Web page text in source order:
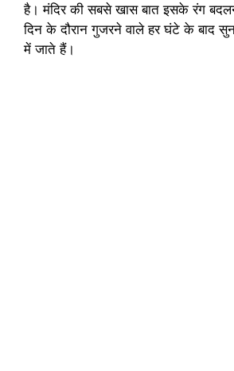
है। मंदिर की सबसे खास बात इसके रंग
दिन के दौरान गुजरने वाले हर घंटे के बाद
में जाते हैं।